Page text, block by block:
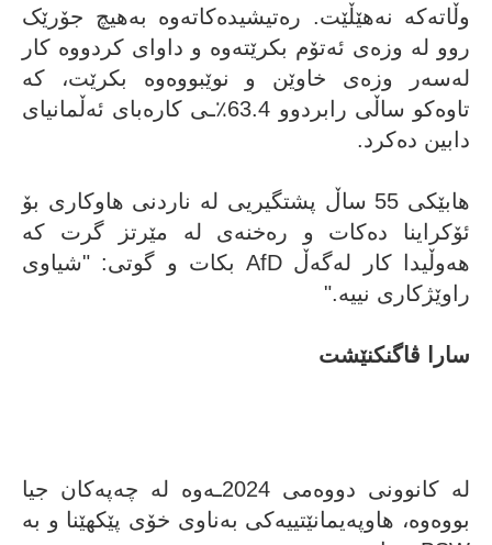
وڵاتەکە نەهێڵێت. رەتیشیدەکاتەوە بەهیچ جۆرێک
روو لە وزەی ئەتۆم بکرێتەوە و داوای کردووە کار
لەسەر وزەی خاوێن و نوێبووەوە بکرێت، کە
تاوەکو ساڵی رابردوو 63.4٪ـی کارەبای ئەڵمانیای
دابین دەکرد.
هابێکی 55 ساڵ پشتگیریی لە ناردنی هاوکاری بۆ
ئۆکراینا دەکات و رەخنەی لە مێرتز گرت کە
هەوڵیدا کار لەگەڵ AfD بکات و گوتی: "شیاوی
راوێژکاری نییە."
سارا ڤاگنکنێشت
لە کانوونی دووەمی 2024ـەوە لە چەپەکان جیا
بووەوە، هاوپەیمانێتییەکی بەناوی خۆی پێکهێنا و بە